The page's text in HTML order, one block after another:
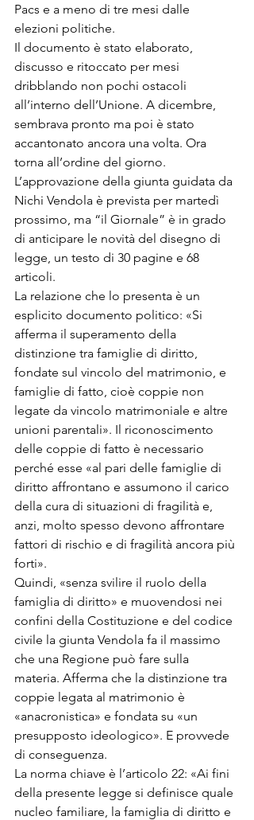
Pacs e a meno di tre mesi dalle
elezioni politiche.
Il documento è stato elaborato,
discusso e ritoccato per mesi
dribblando non pochi ostacoli
all’interno dell’Unione. A dicembre,
sembrava pronto ma poi è stato
accantonato ancora una volta. Ora
torna all’ordine del giorno.
L’approvazione della giunta guidata da
Nichi Vendola è prevista per martedì
prossimo, ma “il Giornale” è in grado
di anticipare le novità del disegno di
legge, un testo di 30 pagine e 68
articoli.
La relazione che lo presenta è un
esplicito documento politico: «Si
afferma il superamento della
distinzione tra famiglie di diritto,
fondate sul vincolo del matrimonio, e
famiglie di fatto, cioè coppie non
legate da vincolo matrimoniale e altre
unioni parentali». Il riconoscimento
delle coppie di fatto è necessario
perché esse «al pari delle famiglie di
diritto affrontano e assumono il carico
della cura di situazioni di fragilità e,
anzi, molto spesso devono affrontare
fattori di rischio e di fragilità ancora più
forti».
Quindi, «senza svilire il ruolo della
famiglia di diritto» e muovendosi nei
confini della Costituzione e del codice
civile la giunta Vendola fa il massimo
che una Regione può fare sulla
materia. Afferma che la distinzione tra
coppie legata al matrimonio è
«anacronistica» e fondata su «un
presupposto ideologico». E provvede
di conseguenza.
La norma chiave è l’articolo 22: «Ai fini
della presente legge si definisce quale
nucleo familiare, la famiglia di diritto e